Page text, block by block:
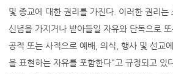
및 종교에 대한 권리를 가진다. 이러한 권리는
신념을 가지거나 받아들일 자유와 단독으로
공적 또는 사적으로 예배, 의식, 행사 및 선교
을 표현하는 자유를 포함한다"고 규정되고 있